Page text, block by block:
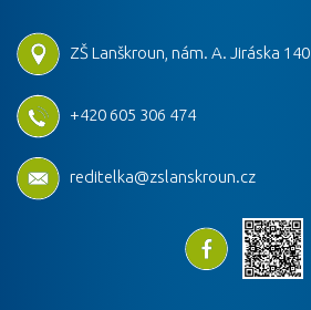
ZŠ Lanškroun, nám. A. Jiráska 140
+420 605 306 474
reditelka@zslanskroun.cz